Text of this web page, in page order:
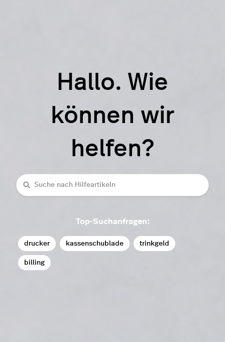
Hallo. Wie
können wir
helfen?
Suche
Top-Suchanfragen:
drucker kassenschublade trinkgeld
billing